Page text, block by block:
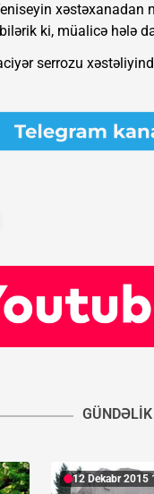
xəstəxanadan
ki, müalicə hələ
serrozu
12 Dekabr 2015